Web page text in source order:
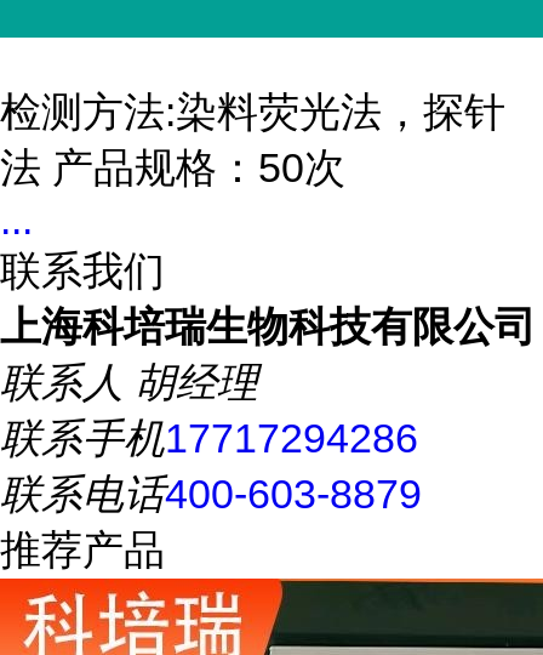
检测方法:染料荧光法，探针
法 产品规格：50次
...
联系我们
上海科培瑞生物科技有限公司
联系人 胡经理
联系手机17717294286
联系电话400-603-8879
推荐产品